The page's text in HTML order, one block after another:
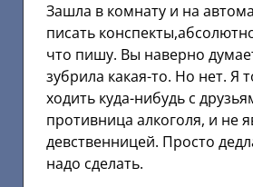
Зашла в комнату и на
писать
что пишу. Вы наверно
зубрила какая-то. Но нет. Я
ходить куда-нибудь с
противница алкоголя, и не
девственницей. Просто
надо сделать.